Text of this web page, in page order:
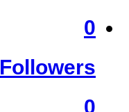
0
Followers
0